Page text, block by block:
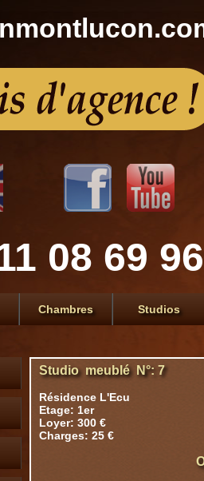
08 69 96
Chambres Studios
Studio meublé N°: 7
Résidence L'Ecu
Etage: 1er
Loyer: 300 €
Charges: 25 €